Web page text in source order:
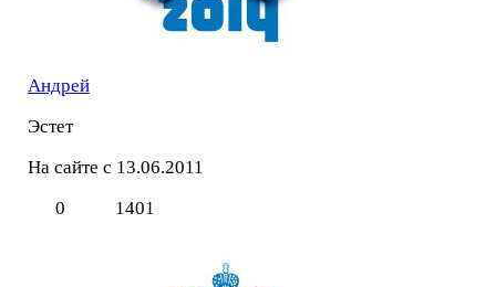
Андрей
Эстет
На сайте с 13.06.2011
0
1401